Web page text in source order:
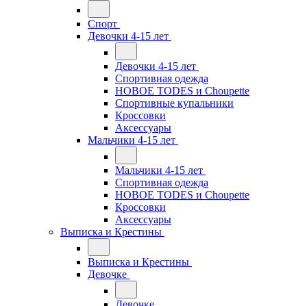
Спорт
Девочки 4-15 лет
Девочки 4-15 лет
Спортивная одежда
НОВОЕ TODES и Choupette
Спортивные купальники
Кроссовки
Аксессуары
Мальчики 4-15 лет
Мальчики 4-15 лет
Спортивная одежда
НОВОЕ TODES и Choupette
Кроссовки
Аксессуары
Выписка и Крестины
Выписка и Крестины
Девочке